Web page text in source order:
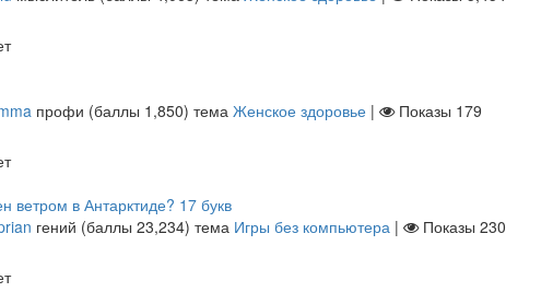
профи (баллы 1,850) тема Женское здоровье | Показы 179
ветром в Антарктиде? 17 букв
гений (баллы 23,234) тема Игры без компьютера | Показы 230